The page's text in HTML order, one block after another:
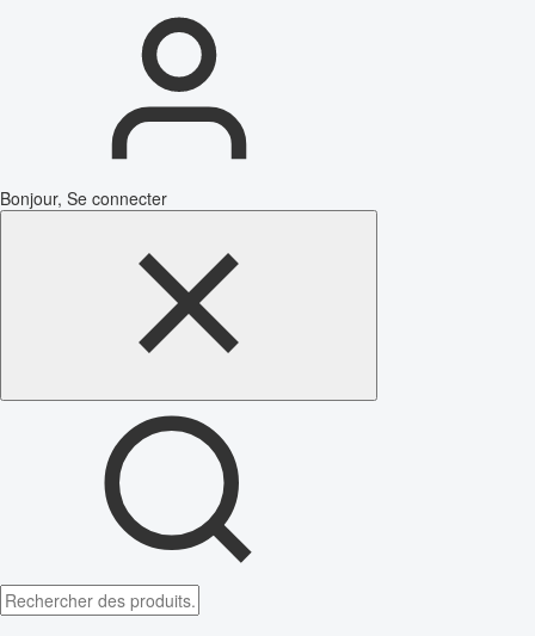
Bonjour, Se connecter